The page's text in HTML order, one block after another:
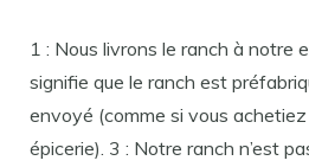
1 : Nous livrons le ranch à notre
signifie que le ranch est
envoyé (comme si vous
épicerie). 3 : Notre ranch n’est